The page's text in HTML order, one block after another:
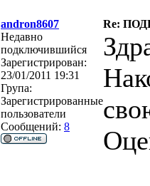
andron8607
Re:
Недавно
подключившийся
Зарегистрирован:
23/01/2011 19:31
Група:
Зарегистрированные
пользователи
Сообщений: 8